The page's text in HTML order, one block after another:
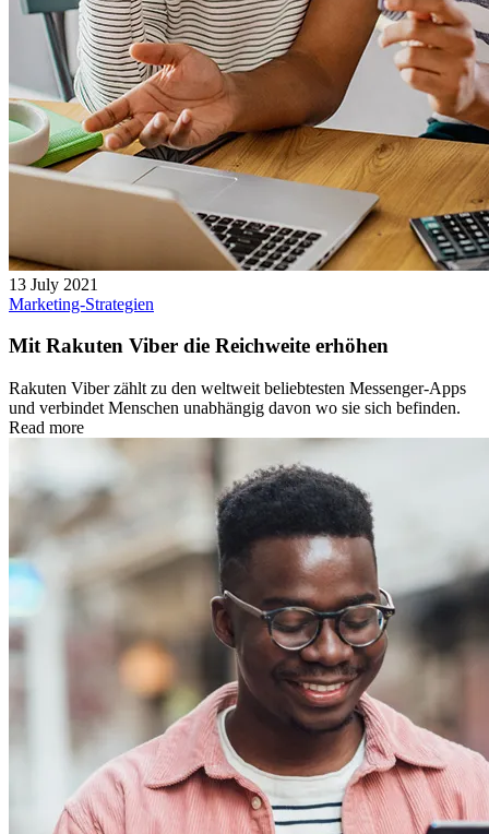
13 July 2021
Marketing-Strategien
Mit Rakuten Viber die Reichweite erhöhen
Rakuten Viber zählt zu den weltweit beliebtesten Messenger-Apps
und verbindet Menschen unabhängig davon wo sie sich befinden.
Read more